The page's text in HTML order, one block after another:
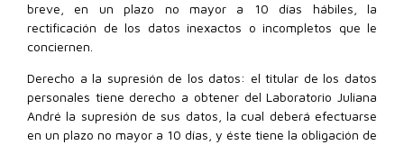
breve, en un plazo no mayor a 10 días hábiles, la
rectificación de los datos inexactos o incompletos que le
conciernen.
Derecho a la supresión de los datos: el titular de los datos
personales tiene derecho a obtener del Laboratorio Juliana
André la supresión de sus datos, la cual deberá efectuarse
en un plazo no mayor a 10 días, y éste tiene la obligación de